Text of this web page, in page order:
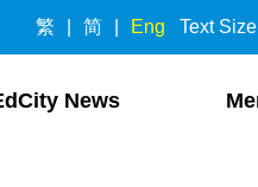
繁 简 Eng Text Size
News